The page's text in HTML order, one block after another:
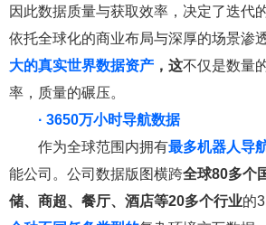
因此数据质量与获取效率，决定了迭代
依托全球化的商业布局与深厚的场景渗
大的真实世界数据资产 ，这不仅是数量
率，质量的碾压。
· 3650万小时导航数据
作为全球范围内拥有最多机器人导
能公司。公司数据版图横跨全球80多个
储、商超、餐厅、酒店等20多个行业的